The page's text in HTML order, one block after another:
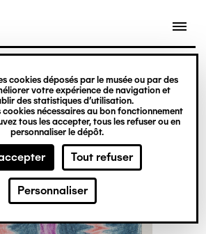
cookies déposés par le musée ou par des
votre expérience de navigation et
des statistiques d’utilisation.
cookies nécessaires au bon fonctionnement
tous les accepter, tous les refuser ou en
personnaliser le dépôt.
Tout refuser
Personnaliser